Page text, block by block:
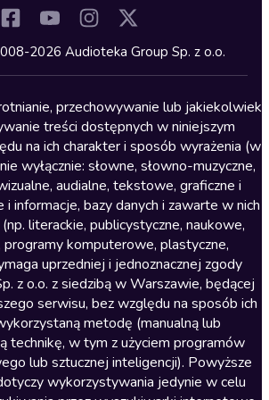
2026 Audioteka Group Sp. z o.o.
przechowywanie lub jakiekolwiek
treści dostępnych w niniejszym
na ich charakter i sposób wyrażenia (w
wyłącznie: słowne, słowno-muzyczne,
audialne, tekstowe, graficzne i
informacje, bazy danych i zawarte w nich
literackie, publicystyczne, naukowe,
programy komputerowe, plastyczne,
uprzedniej i jednoznacznej zgody
z o.o. z siedzibą w Warszawie, będącej
serwisu, bez względu na sposób ich
metodę (manualną lub
technikę, w tym z użyciem programów
lub sztucznej inteligencji). Powyższe
wykorzystywania jedynie w celu